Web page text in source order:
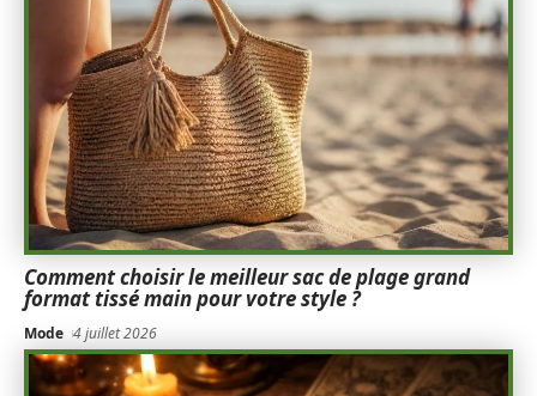
Comment choisir le meilleur sac de plage grand
format tissé main pour votre style ?
Mode 4 juillet 2026